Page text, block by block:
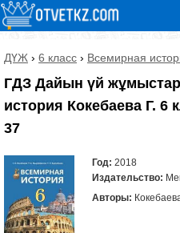
ДҮЖ › 6 класс › Всемирная
ГДЗ Дайын үй
история Кокебаева Г. 6
37
Год: 2018
Издательство:
Авторы: